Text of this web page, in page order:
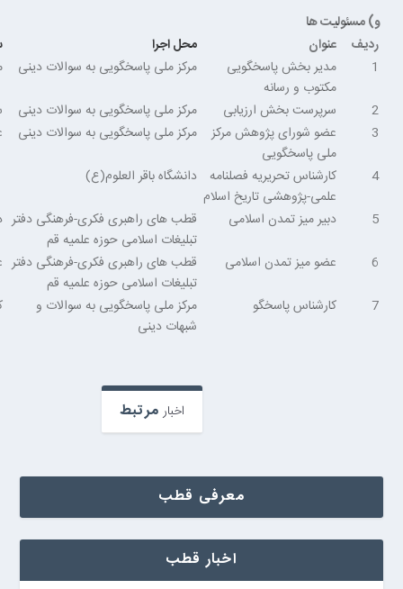
و) مسئولیت ها
ردیف
عنوان محل اجرا
1
مدیر بخش پاسخگویی
مکتوب و رسانه
مرکز ملی پاسخگویی به سوالات دینی
2
سرپرست بخش ارزیابی مرکز ملی پاسخگویی به سوالات دینی
3
عضو شورای پژوهش مرکز
ملی پاسخگویی
مرکز ملی پاسخگویی به سوالات دینی
4
کارشناس تحریریه فصلنامه
علمی-پژوهشی تاریخ اسلام
دانشگاه باقر العلوم(ع)
5
دبیر میز تمدن اسلامی
قطب های راهبری فکری-فرهنگی دفتر
تبلیغات اسلامی حوزه علمیه قم
6
عضو میز تمدن اسلامی
قطب های راهبری فکری-فرهنگی دفتر
تبلیغات اسلامی حوزه علمیه قم
7
کارشناس پاسخگو
مرکز ملی پاسخگویی به سوالات و
شبهات دینی
اخبار مرتبط
معرفی قطب
اخبار قطب